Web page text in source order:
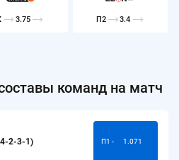
3.75 П2 3.4
команд на матч
2-3-1) П1 - 1.071